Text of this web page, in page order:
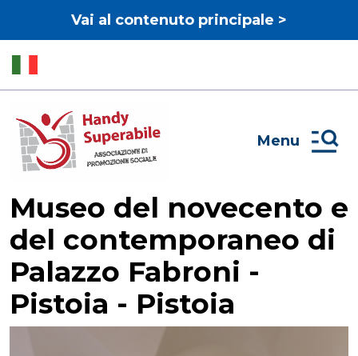
Vai al contenuto principale >
Menu
Museo del novecento e
del contemporaneo di
Palazzo Fabroni -
Pistoia - Pistoia